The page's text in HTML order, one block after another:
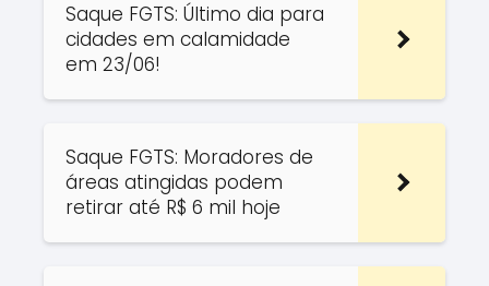
Saque FGTS: Último dia para
cidades em calamidade
em 23/06!
Saque FGTS: Moradores de
áreas atingidas podem
retirar até R$ 6 mil hoje